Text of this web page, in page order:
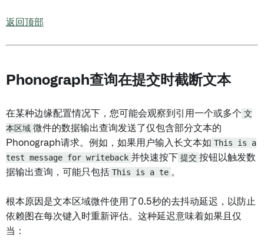
返回顶部
Phonograph查询在提交时截断文本
在某种边缘配置情况下，您可能会观察到引用一个或多个 文
本区域 微件的数据输出查询发送了仅包含部分文本的
Phonograph请求。例如，如果用户输入长文本如 This is a
test message for writeback 并快速按下 提交 按钮以触发数
据输出查询，可能只包括 This is a te 。
根本原因是文本区域微件使用了0.5秒的去抖动延迟，以防止
依赖图在每次键入时重新评估。这种延迟意味着如果且仅
当：